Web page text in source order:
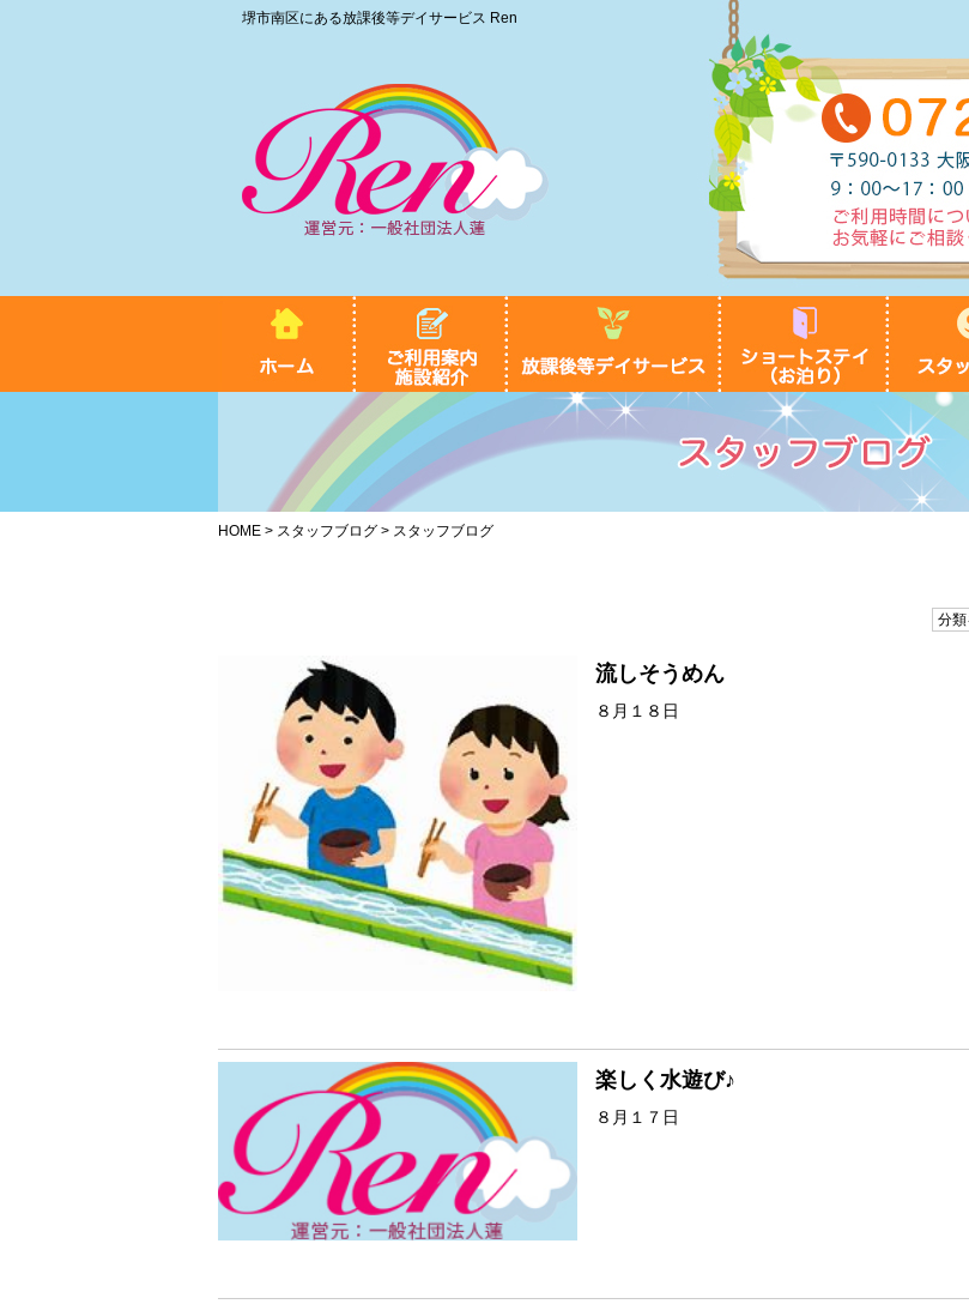
堺市南区にある放課後等デイサービス Ren
HOME > スタッフブログ > スタッフブログ
流しそうめん
８月１８日
楽しく水遊び♪
８月１７日